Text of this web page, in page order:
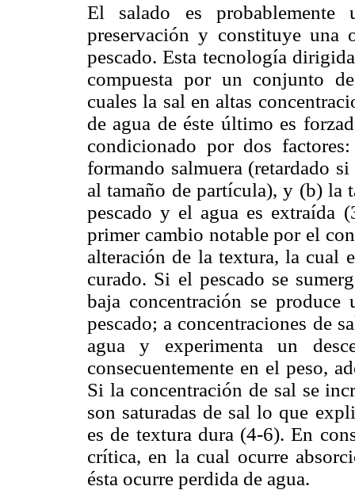
El salado es
preservación y constituye una
pescado. Esta tecnología
compuesta por un conjunto
cuales la sal en altas
de agua de éste último es
condicionado por dos
formando salmuera (retardado
al tamaño de partícula), y (b) la
pescado y el agua es extraída
primer cambio notable por el
alteración de la textura, la cual
curado. Si el pescado se
baja concentración se
pescado; a concentraciones de
agua y experimenta un
consecuentemente en el peso,
Si la concentración de sal se
son saturadas de sal lo que
es de textura dura (4-6). En
crítica, en la cual ocurre
ésta ocurre perdida de agua.